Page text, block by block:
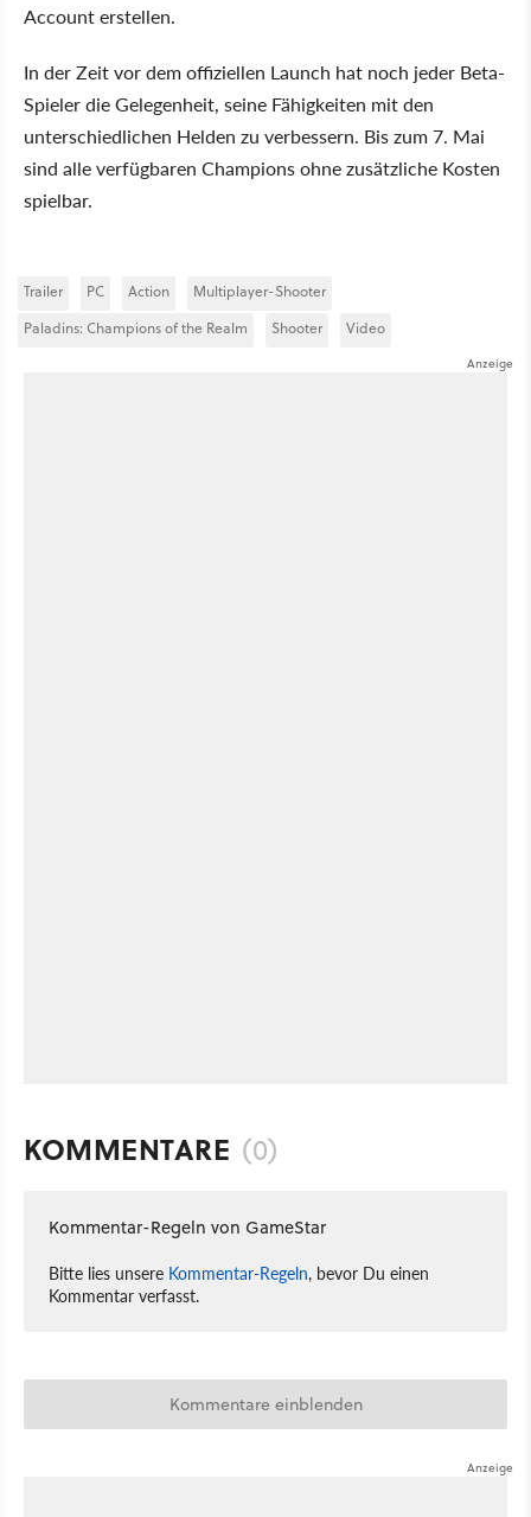
Account erstellen.
In der Zeit vor dem offiziellen Launch hat noch jeder Beta-
Spieler die Gelegenheit, seine Fähigkeiten mit den
unterschiedlichen Helden zu verbessern. Bis zum 7. Mai
sind alle verfügbaren Champions ohne zusätzliche Kosten
spielbar.
Trailer PC Action
Multiplayer-Shooter
Paladins: Champions of the Realm
Shooter Video
KOMMENTARE (0)
Kommentar-Regeln von GameStar
Bitte lies unsere Kommentar-Regeln, bevor Du einen
Kommentar verfasst.
Kommentare einblenden